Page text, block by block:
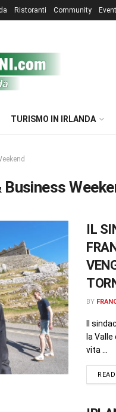
Ristoranti Community
TURISMO IN IRLANDA
IL
BY
Il
la
vita ...